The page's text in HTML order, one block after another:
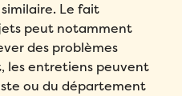
Le fait
peut notamment
des problèmes
les entretiens peuvent
ou du département